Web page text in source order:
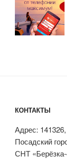
КОНТАКТЫ
Адрес:
Посадский
СНТ